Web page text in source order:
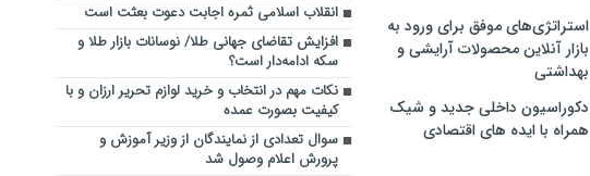
استراتژی‌های موفق برای ورود به
بازار آنلاین محصولات آرایشی و
بهداشتی
دکوراسیون داخلی جدید و شیک
همراه با ایده های اقتصادی
انقلاب اسلامی ثمره اجابت دعوت بعثت است
افزایش تقاضای جهانی طلا/ نوسانات بازار طلا و
سکه ادامه‌دار است؟
نکات مهم در انتخاب و خرید لوازم تحریر ارزان و با
کیفیت بصورت عمده
سوال تعدادی از نمایندگان از وزیر آموزش و
پرورش اعلام وصول شد